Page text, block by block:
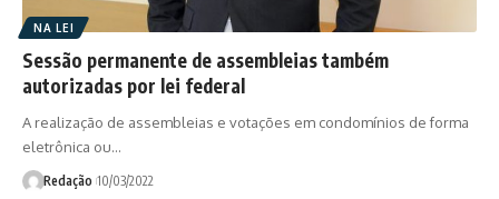
NA LEI
Sessão permanente de assembleias também
autorizadas por lei federal
A realização de assembleias e votações em condomínios de forma
eletrônica ou…
Redação 10/03/2022